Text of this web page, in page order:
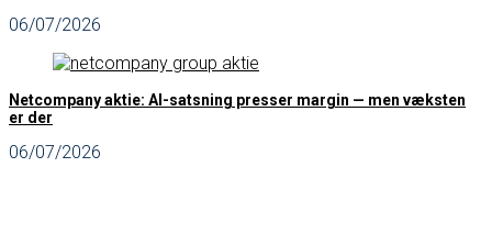
06/07/2026
Netcompany aktie: AI-satsning presser margin — men væksten
er der
06/07/2026